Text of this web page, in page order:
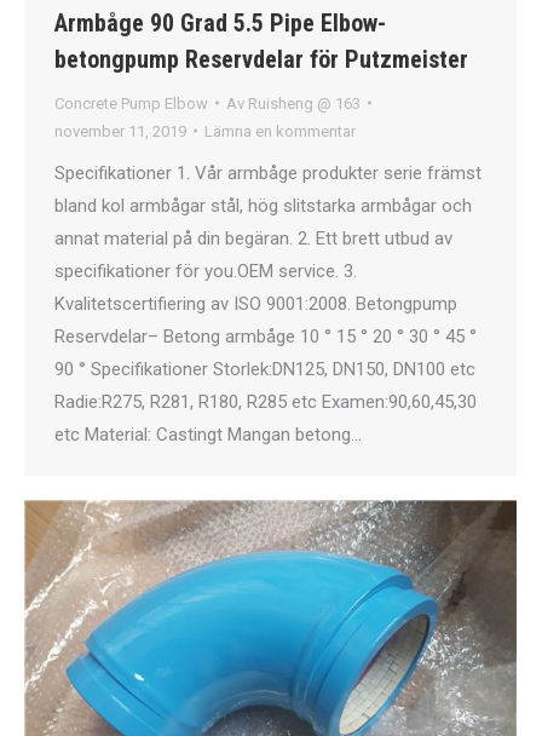
Armbåge 90 Grad 5.5 Pipe Elbow-
betongpump Reservdelar för Putzmeister
Concrete Pump Elbow Av Ruisheng @ 163
november 11, 2019
Lämna en kommentar
Specifikationer 1. Vår armbåge produkter serie främst
bland kol armbågar stål, hög slitstarka armbågar och
annat material på din begäran. 2. Ett brett utbud av
specifikationer för you.OEM service. 3.
Kvalitetscertifiering av ISO 9001:2008. Betongpump
Reservdelar– Betong armbåge 10 ° 15 ° 20 ° 30 ° 45 °
90 ° Specifikationer Storlek:DN125, DN150, DN100 etc
Radie:R275, R281, R180, R285 etc Examen:90,60,45,30
etc Material: Castingt Mangan betong…